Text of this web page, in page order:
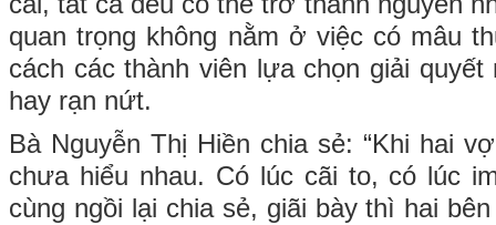
quan trọng không nằm ở việc có mâu
cách các thành viên lựa chọn giải quyết
hay rạn nứt.
Bà Nguyễn Thị Hiền chia sẻ: “Khi hai
chưa hiểu nhau. Có lúc cãi to, có lúc
cùng ngồi lại chia sẻ, giãi bày thì hai